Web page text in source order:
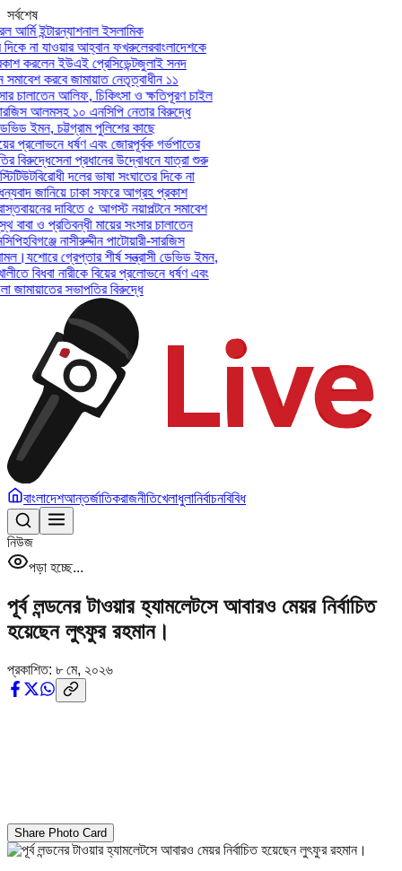
সর্বশেষ
ইন্টারন্যাশনাল ইসলামিক
না যাওয়ার আহ্বান ফখরুলেরবাংলাদেশকে
করলেন ইউএই প্রেসিডেন্টজুলাই সনদ
করবে জামায়াত নেতৃত্বাধীন ১১
চালাতেন আলিফ, চিকিৎসা ও ক্ষতিপূরণ চাইল
আলমসহ ১০ এনসিপি নেতার বিরুদ্ধে
ইমন, চট্টগ্রাম পুলিশের কাছে
প্রলোভনে ধর্ষণ এবং জোরপূর্বক গর্ভপাতের
সেনা প্রধানের উদ্বোধনে যাত্রা শুরু
বিরোধী দলের ভাষা সংঘাতের দিকে না
জানিয়ে ঢাকা সফরে আগ্রহ প্রকাশ
দাবিতে ৫ আগস্ট নয়াপল্টনে সমাবেশ
ও প্রতিবন্ধী মায়ের সংসার চালাতেন
হবিগঞ্জে নাসীরুদ্দীন পাটোয়ারী-সারজিস
যশোরে গ্রেপ্তার শীর্ষ সন্ত্রাসী ডেভিড ইমন,
বিধবা নারীকে বিয়ের প্রলোভনে ধর্ষণ এবং
সভাপতির বিরুদ্ধে
বাংলাদেশআন্তর্জাতিকরাজনীতিখেলাধুলানির্বাচনবিবিধ
নিউজ
পড়া হচ্ছে...
পূর্ব লন্ডনের টাওয়ার হ্যামলেটসে আবারও মেয়র নির্বাচিত
হয়েছেন লুৎফুর রহমান।
প্রকাশিত: ৮ মে, ২০২৬
Share Photo Card